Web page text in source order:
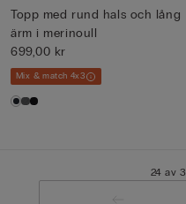
Topp med rund hals och lång
ärm i merinoull
699,00 kr
Mix & match 4x3
24 av